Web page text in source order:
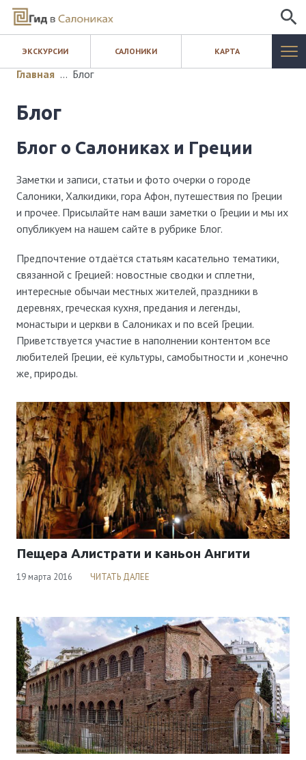
ИСКАТЬ
ЭКСКУРСИИ САЛОНИКИ КАРТА
САЛОНИКИ
ЭКСКУРСИИ
КАРТА
ШОПИНГ
БЛОГ
Viber & WhatsApp:
00306994791559
Главная … Блог
Блог
Блог о Салониках и Греции
Заметки и записи, статьи и фото очерки о городе
Салоники, Халкидики, гора Афон, путешествия по Греции
и прочее. Присылайте нам ваши заметки о Греции и мы их
опубликуем на нашем сайте в рубрике Блог.
Предпочтение отдаётся статьям касательно тематики,
связанной с Грецией: новостные сводки и сплетни,
интересные обычаи местных жителей, праздники в
деревнях, греческая кухня, предания и легенды,
монастыри и церкви в Салониках и по всей Греции.
Приветствуется участие в наполнении контентом все
любителей Греции, её культуры, самобытности и ,конечно
же, природы.
Пещера Алистрати и каньон Ангити
19 марта 2016 ЧИТАТЬ ДАЛЕЕ